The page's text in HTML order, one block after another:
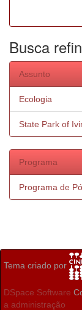
Busca
Assunto
Ecologia
State Park of
Programa
Programa de
Tema criado por
DSpace Software
a administração